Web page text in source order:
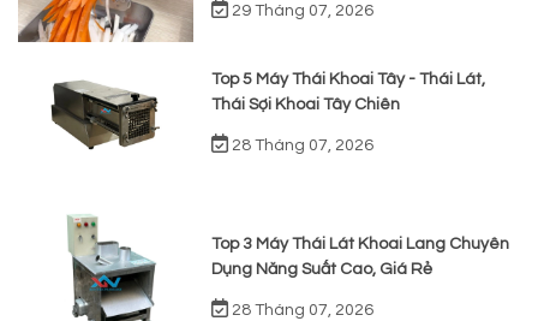
29 Tháng 07, 2026
Top 5 Máy Thái Khoai Tây - Thái Lát,
Thái Sợi Khoai Tây Chiên
28 Tháng 07, 2026
Top 3 Máy Thái Lát Khoai Lang Chuyên
Dụng Năng Suất Cao, Giá Rẻ
28 Tháng 07, 2026